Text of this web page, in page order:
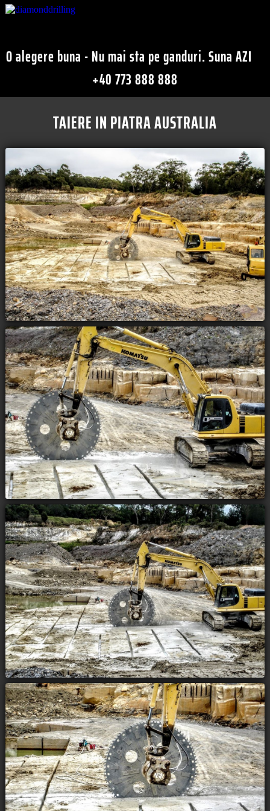
O alegere buna - Nu mai sta pe ganduri. Suna AZI
+40 773 888 888
TAIERE IN PIATRA AUSTRALIA